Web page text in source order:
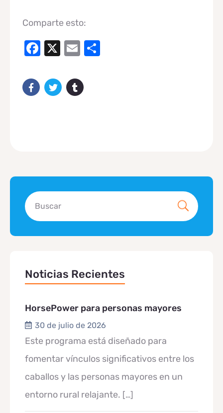
Comparte esto:
Facebook
X Email
Noticias Recientes
HorsePower para personas mayores
30 de julio de 2026
Este programa está diseñado para
fomentar vínculos significativos entre los
caballos y las personas mayores en un
entorno rural relajante. […]